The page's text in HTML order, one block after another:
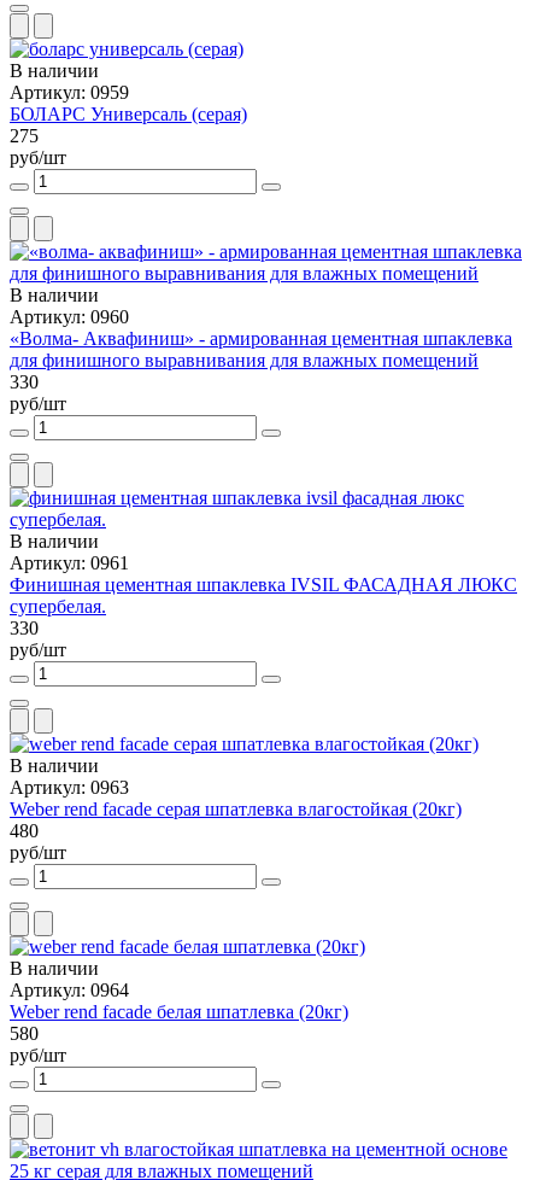
В наличии
Артикул: 0959
БОЛАРС Универсаль (серая)
275
руб/шт
В наличии
Артикул: 0960
«Волма- Аквафиниш» - армированная цементная шпаклевка
для финишного выравнивания для влажных помещений
330
руб/шт
В наличии
Артикул: 0961
Финишная цементная шпаклевка IVSIL ФАСАДНАЯ ЛЮКС
супербелая.
330
руб/шт
В наличии
Артикул: 0963
Weber rend facade серая шпатлевка влагостойкая (20кг)
480
руб/шт
В наличии
Артикул: 0964
Weber rend facade белая шпатлевка (20кг)
580
руб/шт